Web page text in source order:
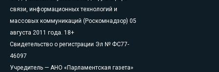
связи, информационных технологий и
массовых коммуникаций (Роскомнадзор) 05
августа 2011 года. 18+
Свидетельство о регистрации Эл № ФС77-
46097
Учредитель — АНО «Парламентская газета»